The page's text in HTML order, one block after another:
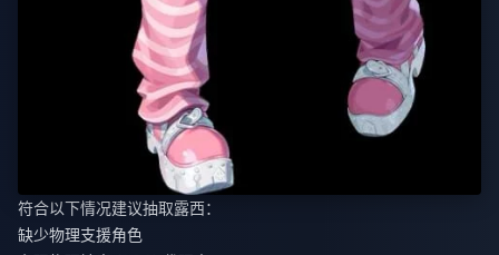
符合以下情况建议抽取露西：
缺少物理支援角色